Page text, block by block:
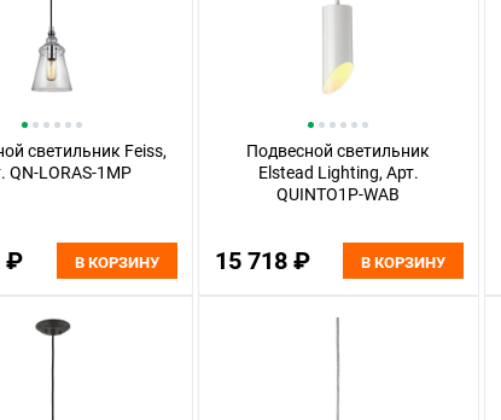
светильник Feiss,
QN-LORAS-1MP
₽ В КОРЗИНУ
Подвесной светильник
Elstead Lighting, Арт.
QUINTO1P-WAB
15 718 ₽ В КОРЗИНУ